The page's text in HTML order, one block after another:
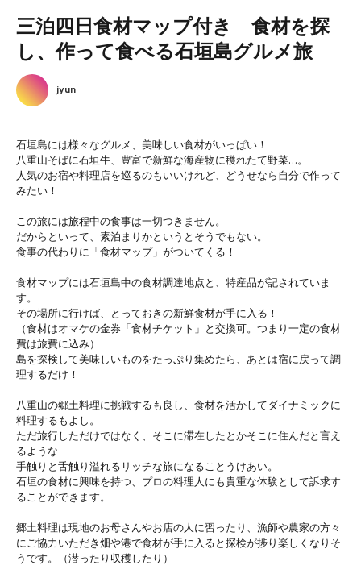
三泊四日食材マップ付き 食材を探
し、作って食べる石垣島グルメ旅
jyun
石垣島には様々なグルメ、美味しい食材がいっぱい！
八重山そばに石垣牛、豊富で新鮮な海産物に穫れたて野菜…。
人気のお宿や料理店を巡るのもいいけれど、どうせなら自分で作って
みたい！
この旅には旅程中の食事は一切つきません。
だからといって、素泊まりかというとそうでもない。
食事の代わりに「食材マップ」がついてくる！
食材マップには石垣島中の食材調達地点と、特産品が記されていま
す。
その場所に行けば、とっておきの新鮮食材が手に入る！
（食材はオマケの金券「食材チケット」と交換可。つまり一定の食材
費は旅費に込み）
島を探検して美味しいものをたっぷり集めたら、あとは宿に戻って調
理するだけ！
八重山の郷土料理に挑戦するも良し、食材を活かしてダイナミックに
料理するもよし。
ただ旅行しただけではなく、そこに滞在したとかそこに住んだと言え
るような
手触りと舌触り溢れるリッチな旅になることうけあい。
石垣の食材に興味を持つ、プロの料理人にも貴重な体験として訴求す
ることができます。
郷土料理は現地のお母さんやお店の人に習ったり、漁師や農家の方々
にご協力いただき畑や港で食材が手に入ると探検が捗り楽しくなりそ
うです。（潜ったり収穫したり）